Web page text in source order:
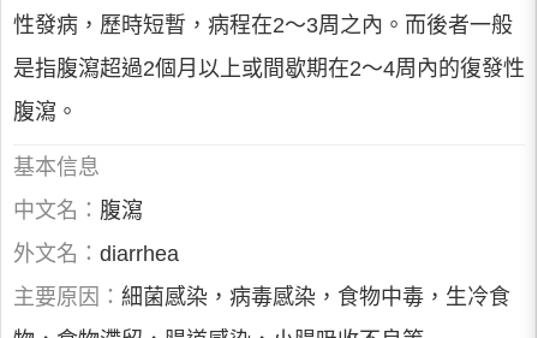
性發病，歷時短暫，病程在2～3周之內。而後者一般
是指腹瀉超過2個月以上或間歇期在2～4周內的復發性
腹瀉。
基本信息
中文名： 腹瀉
外文名： diarrhea
主要原因： 細菌感染，病毒感染，食物中毒，生冷食